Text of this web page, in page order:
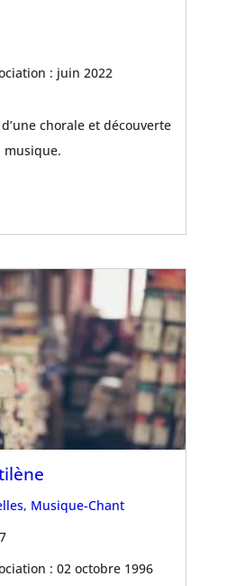
: juin 2022
chorale et découverte
musique.
, Musique-Chant
: 02 octobre 1996